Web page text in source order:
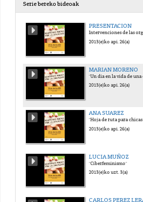
Serie bereko bideoak
PRESENTACION
Intervenciones de las
2013(e)ko api. 26(a)
MARIAN MORENO
"Un dia en la vida de
2013(e)ko api. 26(a)
ANA SUAREZ
"Hoja de ruta para
2013(e)ko api. 26(a)
LUCIA MUÑOZ
"Ciberfeminismo"
2013(e)ko uzt. 3(a)
CARLOS PEREZ